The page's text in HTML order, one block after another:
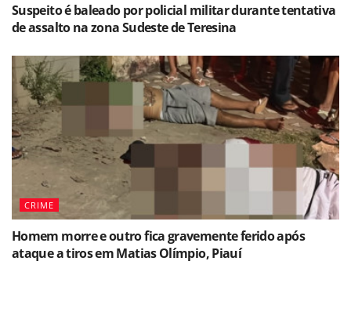
Suspeito é baleado por policial militar durante tentativa
de assalto na zona Sudeste de Teresina
CRIME
Homem morre e outro fica gravemente ferido após
ataque a tiros em Matias Olímpio, Piauí